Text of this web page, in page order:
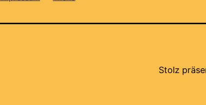
Stolz